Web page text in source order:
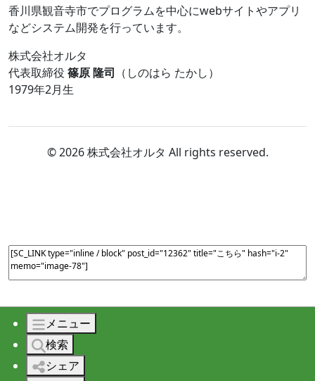
香川県観音寺市でプログラムを中心にwebサイトやアプリ
などシステム開発を行っています。
株式会社オルタ
代表取締役 篠原 隆司 （しのはら たかし）
1979年2月生
© 2026 株式会社オルタ All rights reserved.
メニュー
検索
シェア